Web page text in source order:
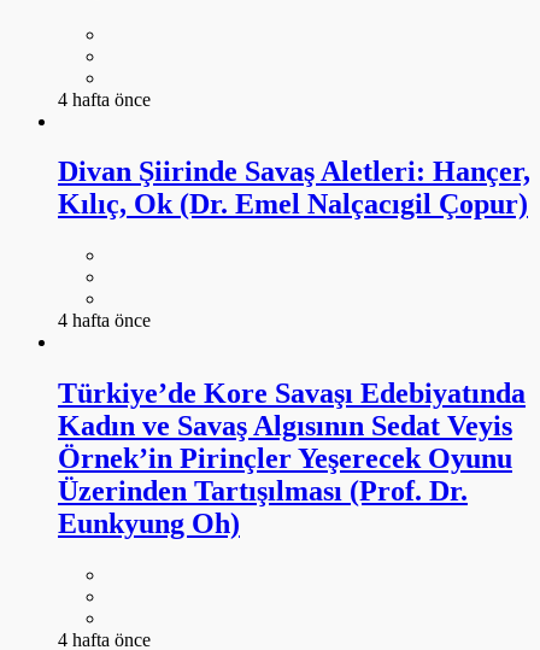
4 hafta önce
Divan Şiirinde Savaş Aletleri: Hançer,
Kılıç, Ok (Dr. Emel Nalçacıgil Çopur)
4 hafta önce
Türkiye’de Kore Savaşı Edebiyatında
Kadın ve Savaş Algısının Sedat Veyis
Örnek’in Pirinçler Yeşerecek Oyunu
Üzerinden Tartışılması (Prof. Dr.
Eunkyung Oh)
4 hafta önce